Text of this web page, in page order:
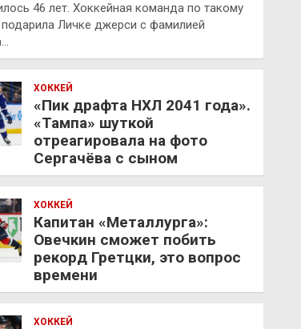
46 лет. Хоккейная команда по такому
Личке джерси с фамилией
ХОККЕЙ
«Пик драфта НХЛ 2041 года».
«Тампа» шуткой
отреагировала на фото
Сергачёва с сыном
ХОККЕЙ
Капитан «Металлурга»:
Овечкин сможет побить
рекорд Гретцки, это вопрос
времени
ХОККЕЙ